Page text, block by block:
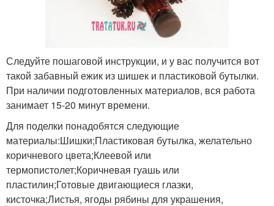
Следуйте пошаговой инструкции, и у вас получится вот
такой забавный ежик из шишек и пластиковой бутылки.
При наличии подготовленных материалов, вся работа
занимает 15-20 минут времени.
Для поделки понадобятся следующие
материалы:Шишки;Пластиковая бутылка, желательно
коричневого цвета;Клеевой или
термопистолет;Коричневая гуашь или
пластилин;Готовые двигающиеся глазки,
кисточка;Листья, ягоды рябины для украшения,